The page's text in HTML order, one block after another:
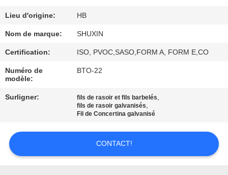
L'USINE
CONTRÔLE
DE
CONTACTER
Lieu d'origine: HB
Nom de marque: SHUXIN
Certification: ISO, PVOC,SASO,FORM A, FORM E,CO
Numéro de
modèle:
BTO-22
Surligner: fils de rasoir et fils barbelés,
fils de rasoir galvanisés,
Fil de Concertina galvanisé
CONTACT!